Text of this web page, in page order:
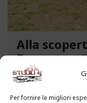
Per fornire le migliori
Alla
Benessere
Novaro” a